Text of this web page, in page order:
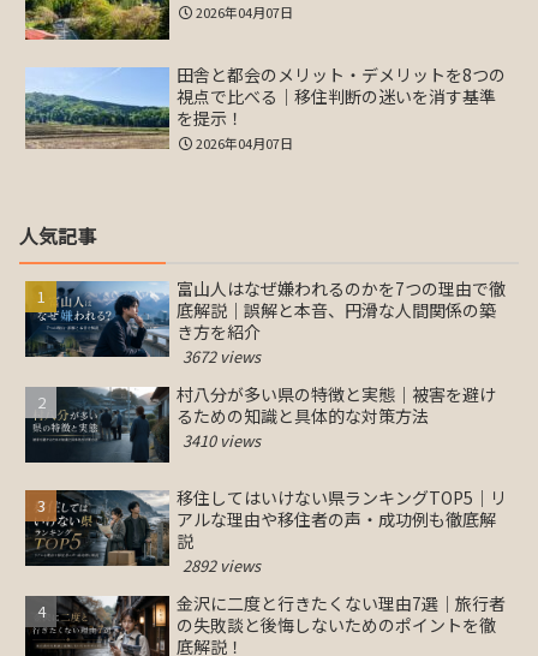
2026年04月07日
田舎と都会のメリット・デメリットを8つの
視点で比べる｜移住判断の迷いを消す基準
を提示！
2026年04月07日
人気記事
富山人はなぜ嫌われるのかを7つの理由で徹
底解説｜誤解と本音、円滑な人間関係の築
き方を紹介
3672 views
村八分が多い県の特徴と実態｜被害を避け
るための知識と具体的な対策方法
3410 views
移住してはいけない県ランキングTOP5｜リ
アルな理由や移住者の声・成功例も徹底解
説
2892 views
金沢に二度と行きたくない理由7選｜旅行者
の失敗談と後悔しないためのポイントを徹
底解説！